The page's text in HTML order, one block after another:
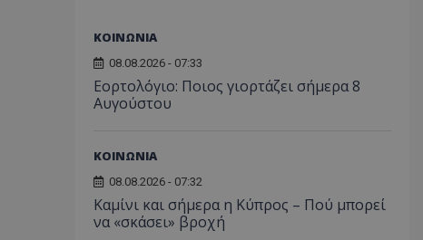
ΚΟΙΝΩΝΙΑ
08.08.2026 - 07:33
Εορτολόγιο: Ποιος γιορτάζει σήμερα 8
Αυγούστου
ΚΟΙΝΩΝΙΑ
08.08.2026 - 07:32
Καμίνι και σήμερα η Κύπρος – Πού μπορεί
να «σκάσει» βροχή